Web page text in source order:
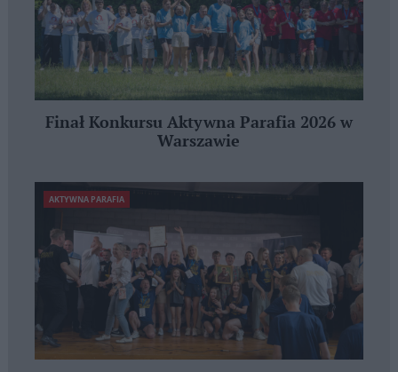
Finał Konkursu Aktywna Parafia 2026 w
Warszawie
AKTYWNA PARAFIA